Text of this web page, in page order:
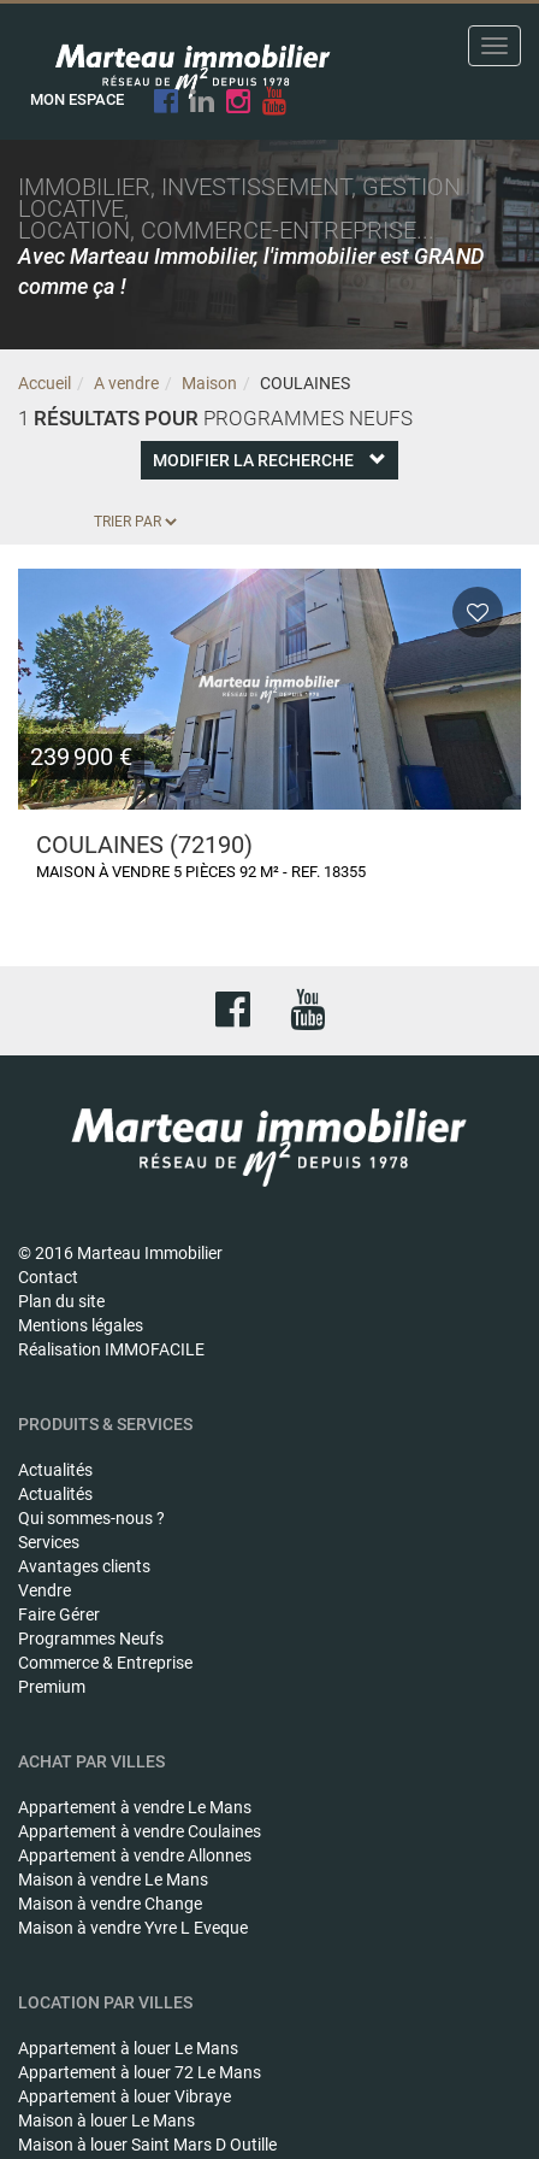
MON ESPACE
IMMOBILIER, INVESTISSEMENT, GESTION
LOCATIVE,
LOCATION, COMMERCE-ENTREPRISE...
Avec Marteau Immobilier, l'immobilier est GRAND
comme ça !
Accueil A vendre Maison COULAINES
1 RÉSULTATS POUR PROGRAMMES NEUFS
MODIFIER LA RECHERCHE
239 900 €
COULAINES (72190)
MAISON À VENDRE 5 PIÈCES 92 M² - REF. 18355
© 2016 Marteau Immobilier
Contact
Plan du site
Mentions légales
Réalisation IMMOFACILE
PRODUITS & SERVICES
Actualités
Actualités
Qui sommes-nous ?
Services
Avantages clients
Vendre
Faire Gérer
Programmes Neufs
Commerce & Entreprise
Premium
ACHAT PAR VILLES
Appartement à vendre Le Mans
Appartement à vendreCoulaines
Appartement à vendreAllonnes
Maison à vendre Le Mans
Maison à vendreChange
Maison à vendreYvre L Eveque
LOCATION PAR VILLES
Appartement à louer Le Mans
Appartement à louer72 Le Mans
Appartement à louerVibraye
Maison à louer Le Mans
Maison à louerSaint Mars D Outille